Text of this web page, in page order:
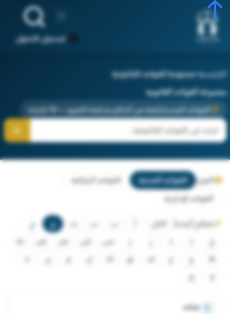
تسجيل الدخول
الرئيسية‹مجموعة القواعد القانونية
مجموعة القواعد القانونية
القواعد المستخلصة من أحكام محكمة التمييز — 10 قاعدة
النوع: القواعد المدنية القواعد الجزائية
القواعد الإدارية
تصفّح أبجدياً: الكل ج
ح
خ
س ش ص ض
ط
ظ
ع غ ف ق م ن
و
ي
جـات